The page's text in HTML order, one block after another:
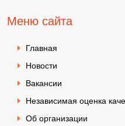
Меню сайта
Главная
Новости
Вакансии
Независимая оценка
Об организации